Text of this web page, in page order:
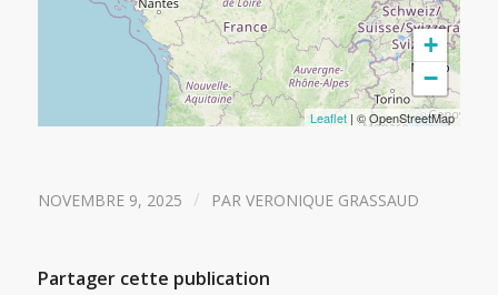
+
−
Leaflet | © OpenStreetMap
NOVEMBRE 9, 2025 / PAR VERONIQUE GRASSAUD
Partager cette publication